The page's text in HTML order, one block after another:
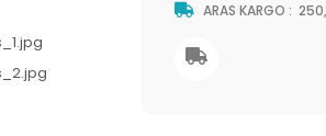
ARAS KARGO :